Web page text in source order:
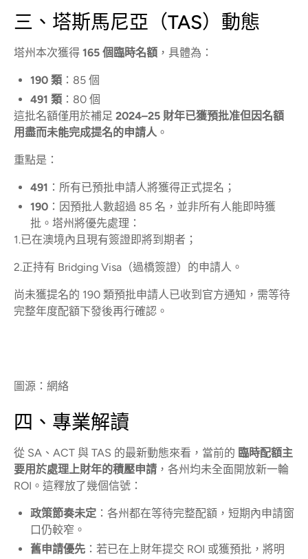
三、塔斯馬尼亞（TAS）動態
塔州本次獲得 165 個臨時名額 ，具體為：
190 類 ：85 個
491 類 ：80 個
這批名額僅用於補足 2024–25 財年已獲預批准但因名額
用盡而未能完成提名的申請人 。
重點是：
491 ：所有已預批申請人將獲得正式提名；
190 ：因預批人數超過 85 名，並非所有人能即時獲
批。塔州將優先處理：
1.已在澳境內且現有簽證即將到期者；
2.正持有 Bridging Visa（過橋簽證）的申請人。
尚未獲提名的 190 類預批申請人已收到官方通知，需等待
完整年度配額下發後再行確認。
圖源：網絡
四、專業解讀
從 SA、ACT 與 TAS 的最新動態來看，當前的 臨時配額主
要用於處理上財年的積壓申請 ，各州均未全面開放新一輪
ROI。這釋放了幾個信號：
政策節奏未定 ：各州都在等待完整配額，短期內申請窗
口仍較窄。
舊申請優先 ：若已在上財年提交 ROI 或獲預批，將明